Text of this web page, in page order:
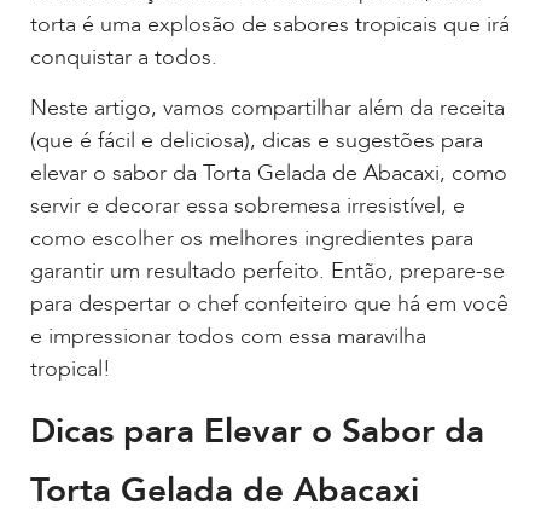
torta é uma explosão de sabores tropicais que irá
conquistar a todos.
Neste artigo, vamos compartilhar além da receita
(que é fácil e deliciosa), dicas e sugestões para
elevar o sabor da Torta Gelada de Abacaxi, como
servir e decorar essa sobremesa irresistível, e
como escolher os melhores ingredientes para
garantir um resultado perfeito. Então, prepare-se
para despertar o chef confeiteiro que há em você
e impressionar todos com essa maravilha
tropical!
Dicas para Elevar o Sabor da
Torta Gelada de Abacaxi